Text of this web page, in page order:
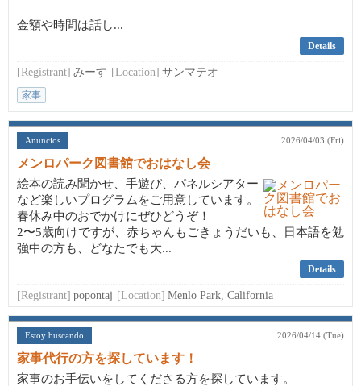
金額や時間は話し...
Details
[Registrant] みーす [Location] サンマテオ
家事
Anuncios 2026/04/03 (Fri)
メンロパーク図書館でおはなし会
絵本の読み聞かせ、手遊び、パネルシアター
など楽しいプログラムをご用意しています。
春休み中のおでかけにぜひどうぞ！
2〜5歳向けですが、赤ちゃんもごきょうだいも、日本語を勉
強中の方も、どなたでも大...
Details
[Registrant] popontaj [Location] Menlo Park, California
Estoy buscando 2026/04/14 (Tue)
家事代行の方を探しています！
家事のお手伝いをしてくださる方を探しています。